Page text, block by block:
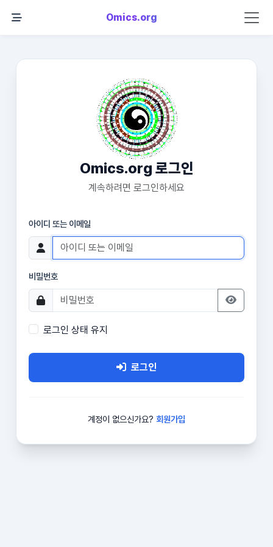
Omics.org
Omics.org 로그인
계속하려면 로그인하세요
아이디 또는 이메일
비밀번호
로그인 상태 유지
로그인
계정이 없으신가요? 회원가입